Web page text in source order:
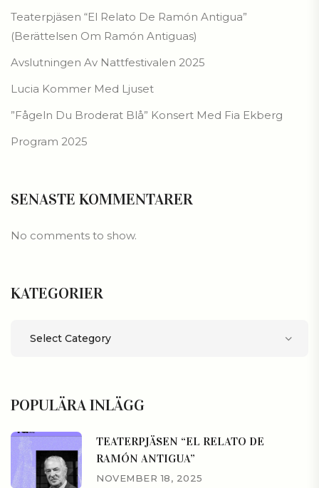
Teaterpjäsen “El Relato De Ramón Antigua”
(Berättelsen Om Ramón Antiguas)
Avslutningen Av Nattfestivalen 2025
Lucia Kommer Med Ljuset
”Fågeln Du Broderat Blå” Konsert Med Fia Ekberg
Program 2025
SENASTE KOMMENTARER
No comments to show.
KATEGORIER
POPULÄRA INLÄGG
TEATERPJÄSEN “EL RELATO DE
RAMÓN ANTIGUA”
NOVEMBER 18, 2025